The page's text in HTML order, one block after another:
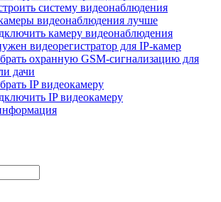
систему видеонаблюдения
видеонаблюдения лучше
камеру видеонаблюдения
видеорегистратор для IP-камер
охранную GSM-сигнализацию для
дачи
IP видеокамеру
IP видеокамеру